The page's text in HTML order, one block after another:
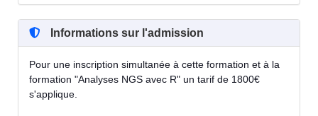
Informations sur l'admission
Pour une inscription simultanée à cette formation et à la
formation "Analyses NGS avec R" un tarif de 1800€
s'applique.